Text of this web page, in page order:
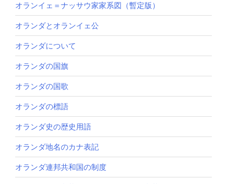
オランイェ＝ナッサウ家家系図（暫定版）
オランダとオランイェ公
オランダについて
オランダの国旗
オランダの国歌
オランダの標語
オランダ史の歴史用語
オランダ地名のカナ表記
オランダ連邦共和国の制度